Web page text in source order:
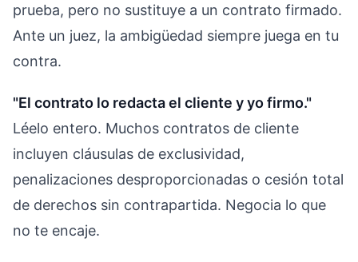
prueba, pero no sustituye a un contrato firmado.
Ante un juez, la ambigüedad siempre juega en tu
contra.
"El contrato lo redacta el cliente y yo firmo."
Léelo entero. Muchos contratos de cliente
incluyen cláusulas de exclusividad,
penalizaciones desproporcionadas o cesión total
de derechos sin contrapartida. Negocia lo que
no te encaje.